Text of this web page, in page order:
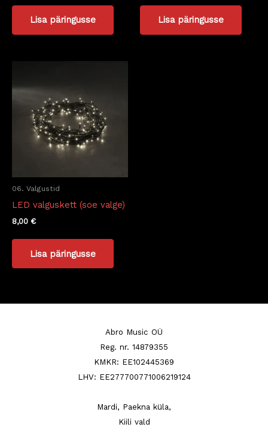
Lisa päringusse Lisa päringusse
06. Valgustid
LED valguskett (soe valge)
8,00 €
Lisa päringusse
Abro Music OÜ
Reg. nr. 14879355
KMKR: EE102445369
LHV: EE277700771006219124
Mardi, Paekna küla,
Kiili vald